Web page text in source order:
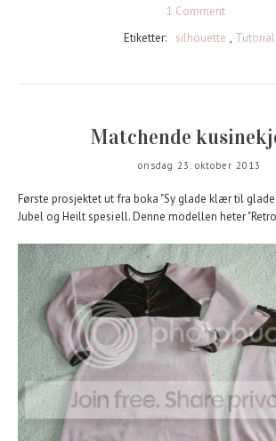
1 Comment
Etiketter:
silhouette , Tutorial
Matchende
onsdag 23. oktober 2013
Første prosjektet ut fra boka "Sy glade klær til
Jubel og Heilt spesiell. Denne modellen heter